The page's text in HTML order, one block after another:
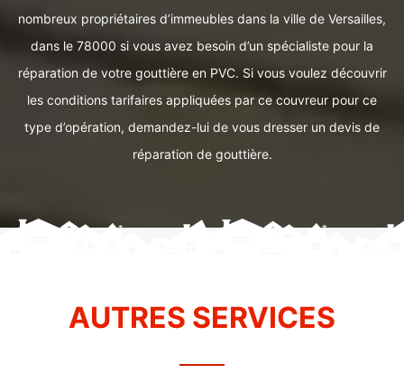
nombreux propriétaires d’immeubles dans la ville de Versailles,
dans le 78000 si vous avez besoin d’un spécialiste pour la
réparation de votre gouttière en PVC. Si vous voulez découvrir
les conditions tarifaires appliquées par ce couvreur pour ce
type d’opération, demandez-lui de vous dresser un devis de
réparation de gouttière.
AUTRES SERVICES